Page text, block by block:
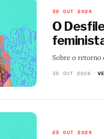
30 OUT 2024
O
Sobre o retorno
30 OUT 2024
23 OUT 2024